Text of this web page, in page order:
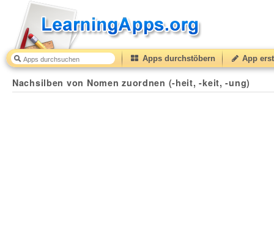
Apps durchstöbern App
Nachsilben von Nomen zuordnen (-heit, -keit, -ung)